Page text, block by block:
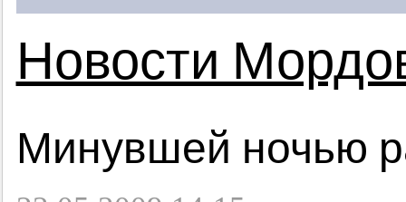
Новости
Минувшей ночью